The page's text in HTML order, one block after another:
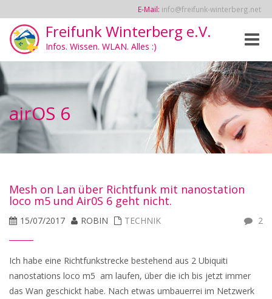
E-Mail: info@freifunk-winterberg.net
Freifunk Winterberg e.V.
Infos. Wissen. WLAN. Alles :)
Toggle
airOS 6
Mesh on Lan über Richtfunk mit nanostation
loco m5 und Air0S 6 geht nicht.
15/07/2017 ROBIN TECHNIK 2
Ich habe eine Richtfunkstrecke bestehend aus 2 Ubiquiti
nanostations loco m5 am laufen, über die ich bis jetzt immer
das Wan geschickt habe. Nach etwas umbauerrei im Netzwerk